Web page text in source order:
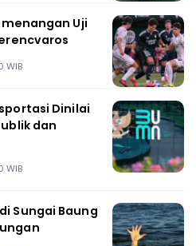
Uji
WIB
Dinilai
dan
WIB
Sungai Baung